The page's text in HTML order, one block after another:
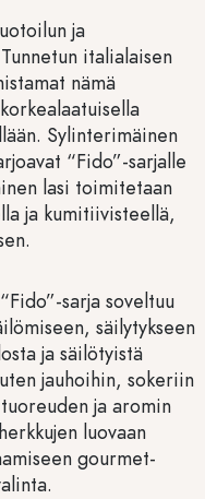
ja
italialaisen
nämä
Sylinterimäinen
“Fido”-sarjalle
lasi toimitetaan
ja kumitiivisteellä,
sarja soveltuu
säilytykseen
ja säilötyistä
jauhoihin, sokeriin
ja aromin
luovaan
gourmet-